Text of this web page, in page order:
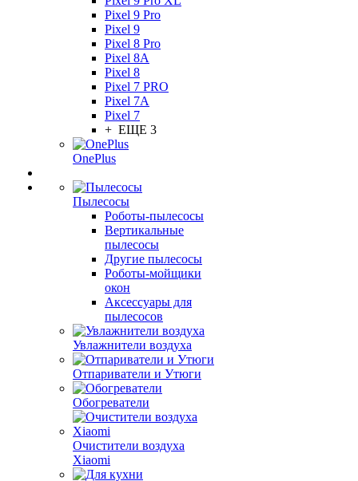
Pixel 9 Pro
Pixel 9
Pixel 8 Pro
Pixel 8A
Pixel 8
Pixel 7 PRO
Pixel 7A
Pixel 7
+ ЕЩЕ 3
OnePlus
Пылесосы
Роботы-пылесосы
Вертикальные
пылесосы
Другие пылесосы
Роботы-мойщики
окон
Аксессуары для
пылесосов
Увлажнители воздуха
Отпариватели и Утюги
Обогреватели
Очистители воздуха
Xiaomi